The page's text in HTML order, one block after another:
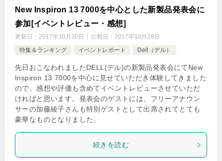
New Inspiron 13 7000を中心とした新製品発表会に
参加[イベントレビュー・感想]
更新日： 2017年10月30日 公開日： 2017年10月28日
特集＆ランキング
イベントレポート Dell（デル）
先日おこなわれましたDELL(デル)の新製品発表会にてNew
Inspiron 13 7000を中心に見せていただき体験してきました
ので、感想や評価も含めてイベントレビューさせていただ
ければと思います。発表会のゲストには、フリーアナウン
サーの加藤綾子さんも特別ゲストとして出席されてとても
豪華なものとなりました。
続きを読む